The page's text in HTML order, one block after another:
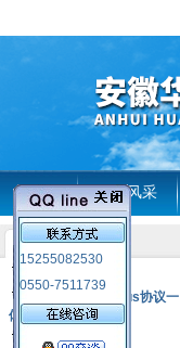
首页 企业风采
15255082530
0550-7511739
产品列表
RS485通讯modbus协议一
体化现场智能仪表
热电偶